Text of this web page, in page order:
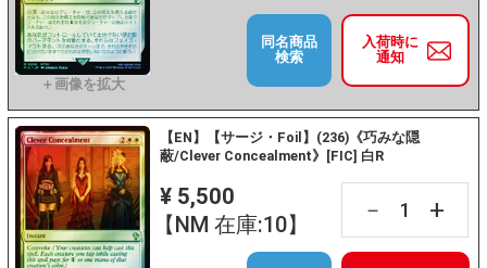
入荷時に
通知
同名商品
検索
【EN】【サージ・Foil】(236)《巧みな隠
蔽/Clever Concealment》[FIC] 白R
¥ 5,500
【NM 在庫:10】
－ +